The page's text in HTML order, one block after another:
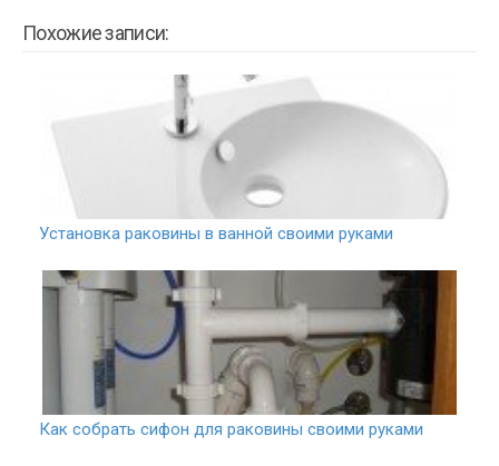
Похожие записи:
Установка раковины в ванной своими руками
Как собрать сифон для раковины своими руками